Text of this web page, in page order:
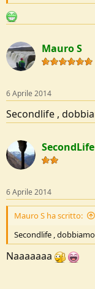
Mauro S
6 Aprile 2014
Secondlife ,
SecondLife
6 Aprile 2014
Mauro S ha scritto:
Secondlife ,
Naaaaaaa